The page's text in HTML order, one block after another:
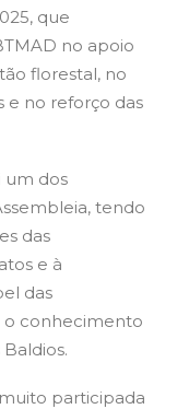
que
no apoio
florestal, no
no reforço das
um dos
tendo
das
e à
das
o conhecimento
participada